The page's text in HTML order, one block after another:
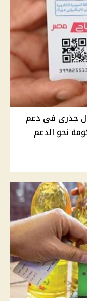
جذري في دعم
نحو الدعم